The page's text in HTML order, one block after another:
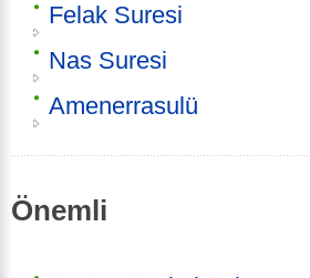
Felak Suresi
Nas Suresi
Amenerrasulü
Önemli